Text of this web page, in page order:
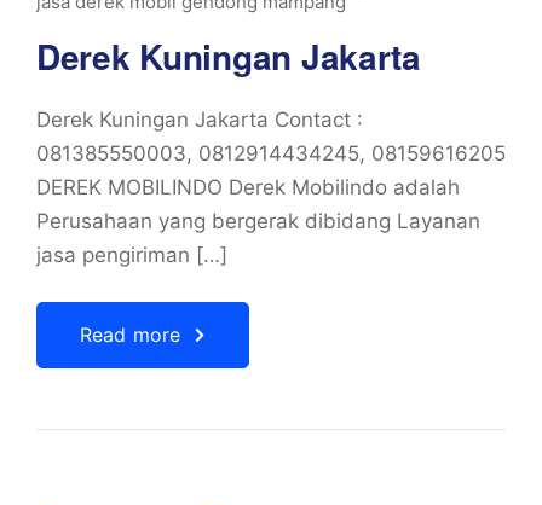
Derek Kuningan Jakarta
Derek Kuningan Jakarta Contact :
081385550003, 0812914434245, 08159616205
DEREK MOBILINDO Derek Mobilindo adalah
Perusahaan yang bergerak dibidang Layanan
jasa pengiriman […]
Read more